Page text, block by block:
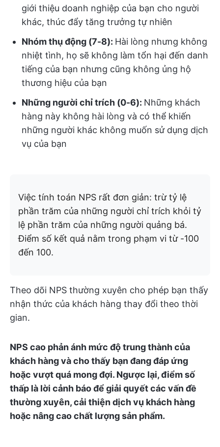
giới thiệu doanh nghiệp của bạn cho người
khác, thúc đẩy tăng trưởng tự nhiên
Nhóm thụ động (7-8): Hài lòng nhưng không
nhiệt tình, họ sẽ không làm tổn hại đến danh
tiếng của bạn nhưng cũng không ủng hộ
thương hiệu của bạn
Những người chỉ trích (0-6): Những khách
hàng này không hài lòng và có thể khiến
những người khác không muốn sử dụng dịch
vụ của bạn
Việc tính toán NPS rất đơn giản: trừ tỷ lệ
phần trăm của những người chỉ trích khỏi tỷ
lệ phần trăm của những người quảng bá.
Điểm số kết quả nằm trong phạm vi từ -100
đến 100.
Theo dõi NPS thường xuyên cho phép bạn thấy
nhận thức của khách hàng thay đổi theo thời
gian.
NPS cao phản ánh mức độ trung thành của
khách hàng và cho thấy bạn đang đáp ứng
hoặc vượt quá mong đợi. Ngược lại, điểm số
thấp là lời cảnh báo để giải quyết các vấn đề
thường xuyên, cải thiện dịch vụ khách hàng
hoặc nâng cao chất lượng sản phẩm.